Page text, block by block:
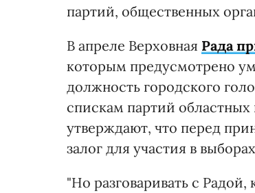
партий, общественных
В апреле Верховная Рада
которым предусмотрено
должность городского
спискам партий областных
утверждают, что перед
залог для участия в
"Но разговаривать с